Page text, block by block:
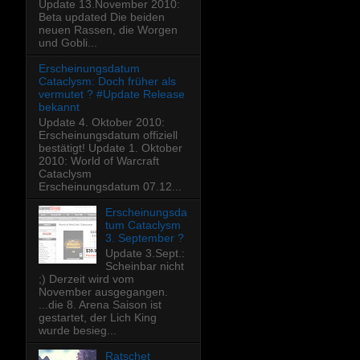
Update 13.November 2010:
Beta updated Die beiden
neuen Rassen, die Worgen
und Gobli...
Erscheinungsdatum
Cataclysm: Doch früher als
vermutet ? #Update Release
bekannt
Update 4. Oktober 2010:
Erscheinungsdatum offiziell
bestätigt! Update 1. Oktober
2010: World of Warcraft
Cataclysm
Erscheinungsdatum 07.12...
Erscheinungsda
tum Cataclysm
3. September ?
Update 3.Sept.:
Scheinbar nicht
;) Derzeit wird vom
November ausgegangen.
...die 8. Arena Saison ist
gestartet, der Lich King
wurde besieg...
Ratschet